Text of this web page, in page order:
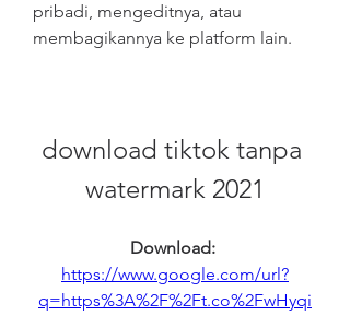
pribadi, mengeditnya, atau
membagikannya ke platform lain.
download tiktok tanpa
watermark 2021
https://www.google.com/url?
q=https%3A%2F%2Ft.co%2FwHyqi